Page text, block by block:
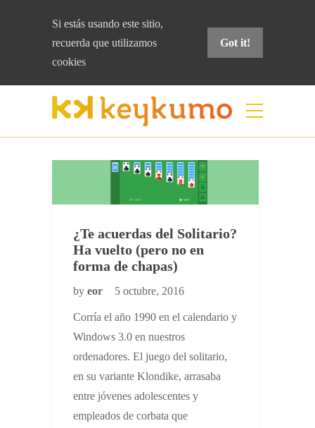
Si estás usando este sitio,
recuerda que utilizamos
cookies
Got it!
¿Te acuerdas del Solitario?
Ha vuelto (pero no en
forma de chapas)
by eor 5 octubre, 2016
Corría el año 1990 en el calendario y
Windows 3.0 en nuestros
ordenadores. El juego del solitario,
en su variante Klondike, arrasaba
entre jóvenes adolescentes y
empleados de corbata que